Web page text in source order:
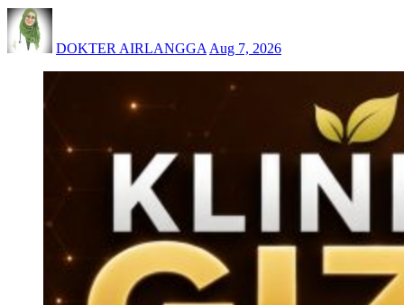
DOKTER AIRLANGGA Aug 7, 2026